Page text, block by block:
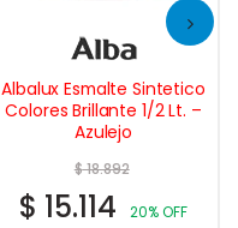
Albalux Esmalte Sintetico
Colores Brillante 1/2 Lt. –
Azulejo
$18.892
$ 15.114 20% OFF